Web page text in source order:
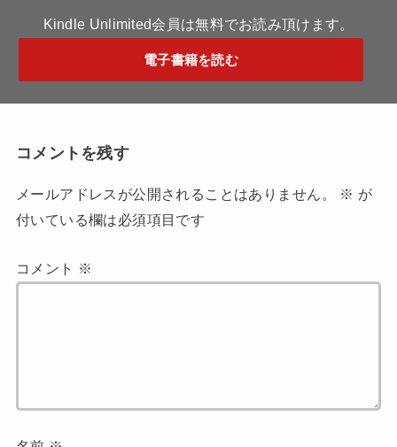
Kindle Unlimited会員は無料でお読み頂けます。
電子書籍を読む
コメントを残す
メールアドレスが公開されることはありません。 ※ が
付いている欄は必須項目です
コメント ※